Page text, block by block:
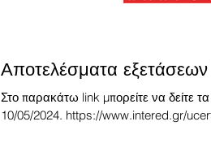
Αποτελέσματα
Στο παρακάτω link μπορείτε να δείτε
10/05/2024. https://www.intered.gr/